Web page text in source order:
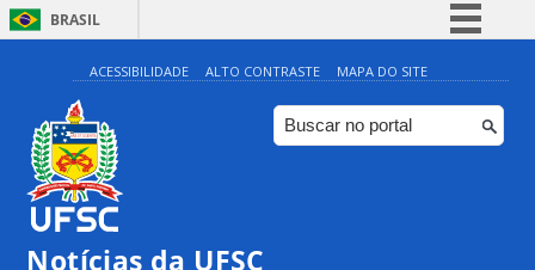
BRASIL
Simplifique!
Comunica BR
Participe
ACESSIBILIDADE ALTO CONTRASTE MAPA DO SITE
Notícias da UFSC